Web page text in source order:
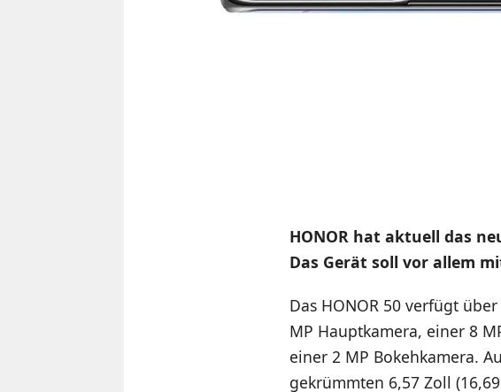
HONOR hat aktuell das
Das Gerät soll vor allem
Das HONOR 50 verfügt
MP Hauptkamera, einer 8
einer 2 MP Bokehkamera.
gekrümmten 6,57 Zoll